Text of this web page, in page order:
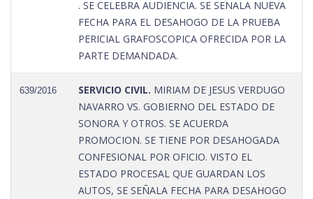
. SE CELEBRA AUDIENCIA. SE SENALA NUEVA
FECHA PARA EL DESAHOGO DE LA PRUEBA
PERICIAL GRAFOSCOPICA OFRECIDA POR LA
PARTE DEMANDADA.
639/2016 SERVICIO CIVIL. MIRIAM DE JESUS VERDUGO
NAVARRO VS. GOBIERNO DEL ESTADO DE
SONORA Y OTROS. SE ACUERDA
PROMOCION. SE TIENE POR DESAHOGADA
CONFESIONAL POR OFICIO. VISTO EL
ESTADO PROCESAL QUE GUARDAN LOS
AUTOS, SE SEÑALA FECHA PARA DESAHOGO